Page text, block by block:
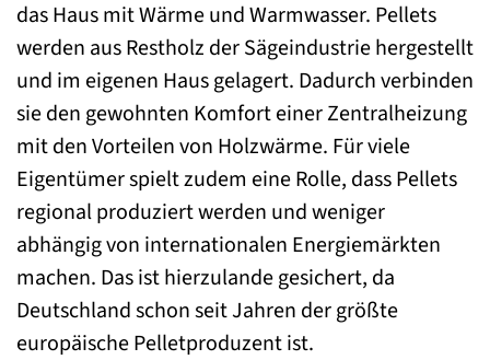
das Haus mit Wärme und Warmwasser. Pellets
werden aus Restholz der Sägeindustrie hergestellt
und im eigenen Haus gelagert. Dadurch verbinden
sie den gewohnten Komfort einer Zentralheizung
mit den Vorteilen von Holzwärme. Für viele
Eigentümer spielt zudem eine Rolle, dass Pellets
regional produziert werden und weniger
abhängig von internationalen Energiemärkten
machen. Das ist hierzulande gesichert, da
Deutschland schon seit Jahren der größte
europäische Pelletproduzent ist.